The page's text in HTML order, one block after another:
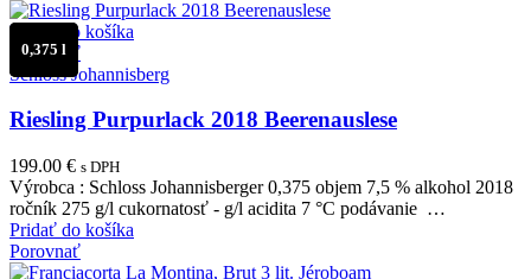
Pridať do košíka
Porovnať
Schloss Johannisberg
Riesling Purpurlack 2018 Beerenauslese
199.00 € s DPH
0,375 l
Výrobca : Schloss Johannisberger 0,375 objem 7,5 % alkohol 2018
ročník 275 g/l cukornatosť - g/l acidita 7 °C podávanie …
Pridať do košíka
Porovnať